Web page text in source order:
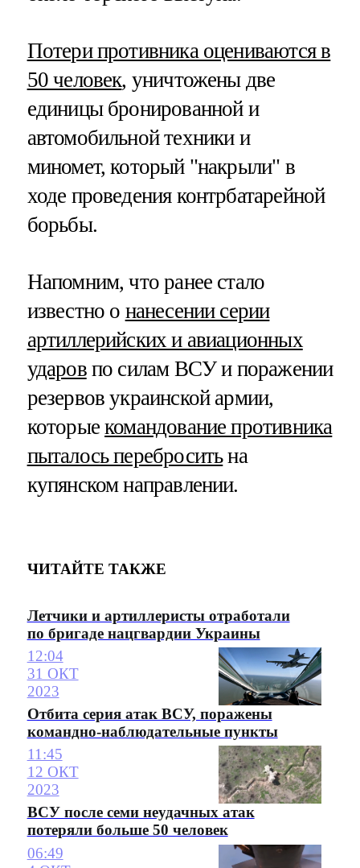
Потери противника оцениваются в
50 человек, уничтожены две
единицы бронированной и
автомобильной техники и
миномет, который "накрыли" в
ходе проведения контрбатарейной
борьбы.
Напомним, что ранее стало
известно о нанесении серии
артиллерийских и авиационных
ударовпо силам ВСУ и поражении
резервов украинской армии,
которыекомандование противника
пыталось переброситьна
купянском направлении.
ЧИТАЙТЕ ТАКЖЕ
Летчики и артиллеристы отработали
по бригаде нацгвардии Украины
12:04
31 ОКТ
2023
Отбита серия атак ВСУ, поражены
командно-наблюдательные пункты
11:45
12 ОКТ
2023
ВСУ после семи неудачных атак
потеряли больше 50 человек
06:49